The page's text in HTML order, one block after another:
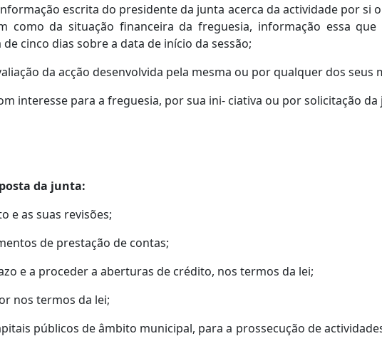
escrita do presidente da junta acerca da actividade por si
como da situação financeira da freguesia, informação essa que
cinco dias sobre a data de início da sessão;
da acção desenvolvida pela mesma ou por qualquer dos seus
interesse para a freguesia, por sua ini- ciativa ou por solicitação da
da junta:
e as suas revisões;
de prestação de contas;
e a proceder a aberturas de crédito, nos termos da lei;
nos termos da lei;
públicos de âmbito municipal, para a prossecução de